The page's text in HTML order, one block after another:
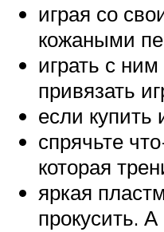
играя со
кожаными
играть с
привязать
если купить
спрячьте
которая
яркая
прокусить.